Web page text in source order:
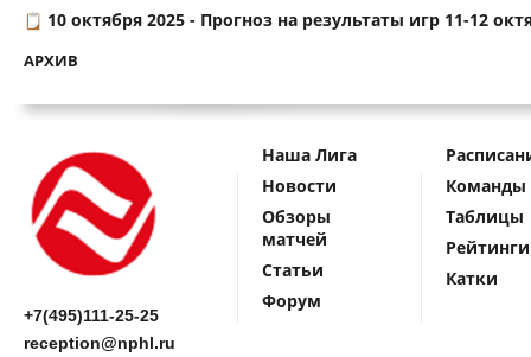
10 октября 2025 - Прогноз на результаты игр 11-12
АРХИВ
+7(495)111-25-25
reception@nphl.ru
Наша Лига
Новости
Обзоры
матчей
Статьи
Форум
Команды
Таблицы
Рейтинги
Катки